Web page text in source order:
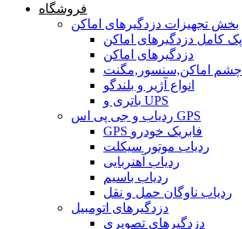
فروشگاه
بخش تجهیزات دزدگیرهای اماکن
پک کامل دزدگیرهای اماکن
دزدگیرهای اماکن
چشم اماکن,سنسور,مگنت
انواع آژیر و بلندگو
باتری و UPS
ردیاب و جی پی اس GPS
GPS فابریک خودرو
ردیاب موتور سیکلت
ردیاب آهنربایی
ردیاب باسیم
ردیاب ناوگان حمل و نقل
دزدگیرهای اتومبیل
دزدگیرهای تصویری